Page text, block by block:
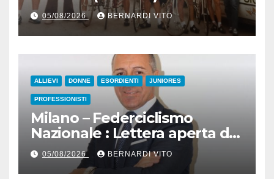
Alderino Bartoloni, Direttore
Sportivo rigorosamente
Gentile
05/08/2026 BERNARDI VITO
ALLIEVI DONNE ESORDIENTI JUNIORES
PROFESSIONISTI
Milano – Federciclismo
Nazionale : Lettera aperta del
Presidente Cordiano
Dagnoni
05/08/2026 BERNARDI VITO